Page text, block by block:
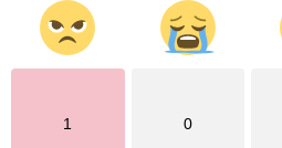
1 0